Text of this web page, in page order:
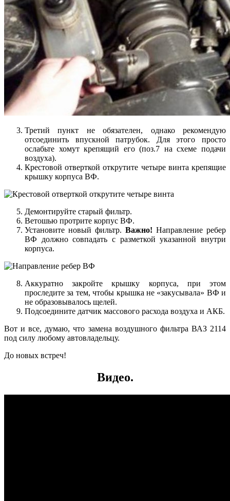
Третий пункт не обязателен, однако рекомендую
отсоединить впускной патрубок. Для этого просто
ослабьте хомут крепящий его (поз.7 на схеме подачи
воздуха).
Крестовой отверткой открутите четыре винта крепящие
крышку корпуса ВФ.
Демонтируйте старый фильтр.
Ветошью протрите корпус ВФ.
Установите новый фильтр. Важно! Направление ребер
ВФ должно совпадать с разметкой указанной внутри
корпуса.
Аккуратно закройте крышку корпуса, при этом
проследите за тем, чтобы крышка не «закусывала» ВФ и
не образовывалось щелей.
Подсоедините датчик массового расхода воздуха и АКБ.
Вот и все, думаю, что замена воздушного фильтра ВАЗ 2114
под силу любому автовладельцу.
До новых встреч!
Видео.